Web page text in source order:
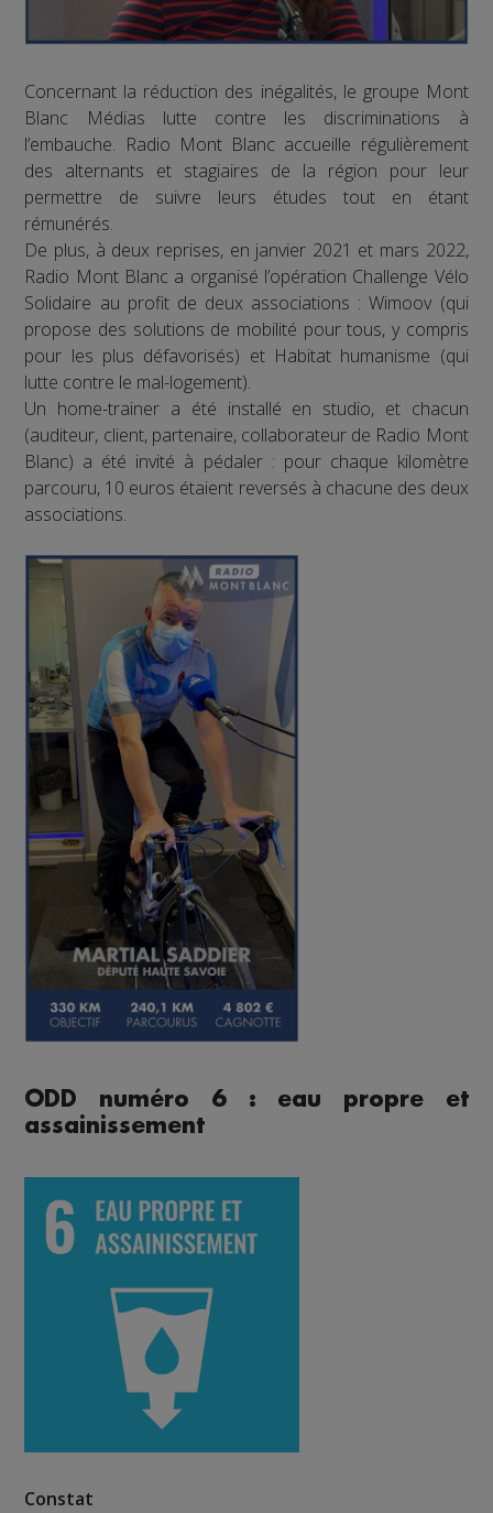
Concernant la réduction des inégalités, le groupe Mont
Blanc Médias lutte contre les discriminations à
l’embauche. Radio Mont Blanc accueille régulièrement
des alternants et stagiaires de la région pour leur
permettre de suivre leurs études tout en étant
rémunérés.
De plus, à deux reprises, en janvier 2021 et mars 2022,
Radio Mont Blanc a organisé l’opération Challenge Vélo
Solidaire au profit de deux associations : Wimoov (qui
propose des solutions de mobilité pour tous, y compris
pour les plus défavorisés) et Habitat humanisme (qui
lutte contre le mal-logement).
Un home-trainer a été installé en studio, et chacun
(auditeur, client, partenaire, collaborateur de Radio Mont
Blanc) a été invité à pédaler : pour chaque kilomètre
parcouru, 10 euros étaient reversés à chacune des deux
associations.
ODD numéro 6 : eau propre et
assainissement
Constat